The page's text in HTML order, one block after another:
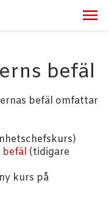
befäl
befäl omfattar
befäl (tidigare
kurs på